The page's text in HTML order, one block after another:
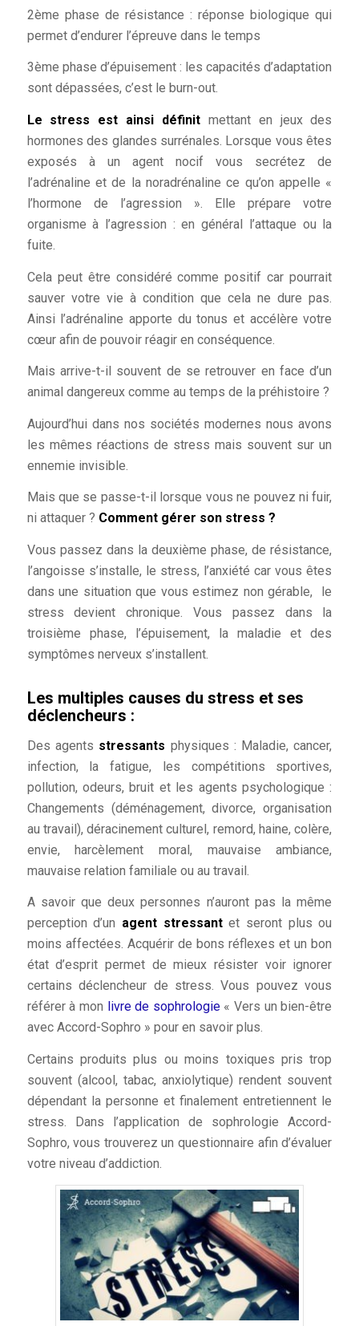
2ème phase de résistance : réponse biologique qui
permet d’endurer l’épreuve dans le temps
3ème phase d’épuisement : les capacités d’adaptation
sont dépassées, c’est le burn-out.
Le stress est ainsi définit mettant en jeux des
hormones des glandes surrénales. Lorsque vous êtes
exposés à un agent nocif vous secrétez de
l’adrénaline et de la noradrénaline ce qu’on appelle «
l’hormone de l’agression ». Elle prépare votre
organisme à l’agression : en général l’attaque ou la
fuite.
Cela peut être considéré comme positif car pourrait
sauver votre vie à condition que cela ne dure pas.
Ainsi l’adrénaline apporte du tonus et accélère votre
cœur afin de pouvoir réagir en conséquence.
Mais arrive-t-il souvent de se retrouver en face d’un
animal dangereux comme au temps de la préhistoire ?
Aujourd’hui dans nos sociétés modernes nous avons
les mêmes réactions de stress mais souvent sur un
ennemie invisible.
Mais que se passe-t-il lorsque vous ne pouvez ni fuir,
ni attaquer ? Comment gérer son stress ?
Vous passez dans la deuxième phase, de résistance,
l’angoisse s’installe, le stress, l’anxiété car vous êtes
dans une situation que vous estimez non gérable, le
stress devient chronique. Vous passez dans la
troisième phase, l’épuisement, la maladie et des
symptômes nerveux s’installent.
Les multiples causes du stress et ses
déclencheurs :
Des agents stressants physiques : Maladie, cancer,
infection, la fatigue, les compétitions sportives,
pollution, odeurs, bruit et les agents psychologique :
Changements (déménagement, divorce, organisation
au travail), déracinement culturel, remord, haine, colère,
envie, harcèlement moral, mauvaise ambiance,
mauvaise relation familiale ou au travail.
A savoir que deux personnes n’auront pas la même
perception d’un agent stressantet seront plus ou
moins affectées. Acquérir de bons réflexes et un bon
état d’esprit permet de mieux résister voir ignorer
certains déclencheur de stress. Vous pouvez vous
référer à mon livre de sophrologie« Vers un bien-être
avec Accord-Sophro » pour en savoir plus.
Certains produits plus ou moins toxiques pris trop
souvent (alcool, tabac, anxiolytique) rendent souvent
dépendant la personne et finalement entretiennent le
stress. Dans l’application de sophrologie Accord-
Sophro, vous trouverez un questionnaire afin d’évaluer
votre niveau d’addiction.